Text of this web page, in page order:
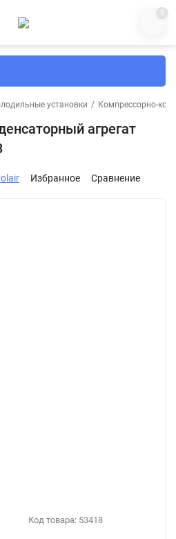
0
установки / Компрессорно-
агрегат
Избранное Сравнение
Код товара: 53418